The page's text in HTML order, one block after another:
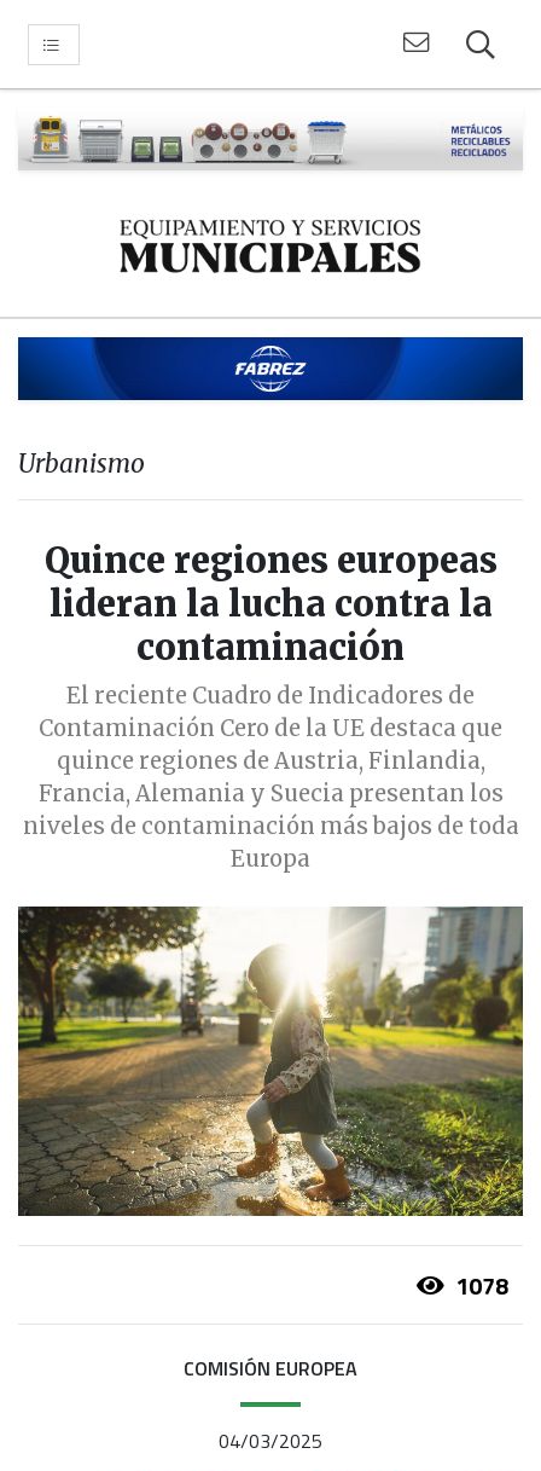
Urbanismo
Quince regiones europeas
lideran la lucha contra la
contaminación
El reciente Cuadro de Indicadores de
Contaminación Cero de la UE destaca que
quince regiones de Austria, Finlandia,
Francia, Alemania y Suecia presentan los
niveles de contaminación más bajos de toda
Europa
1078
COMISIÓN EUROPEA
04/03/2025